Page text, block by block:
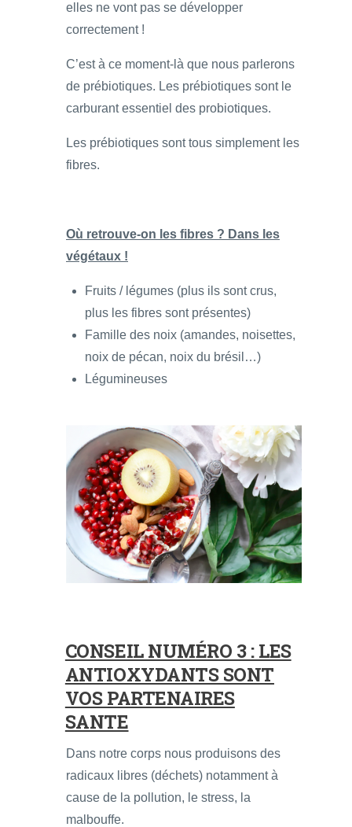
elles ne vont pas se développer
correctement !
C’est à ce moment-là que nous parlerons
de prébiotiques. Les prébiotiques sont le
carburant essentiel des probiotiques.
Les prébiotiques sont tous simplement les
fibres.
Où retrouve-on les fibres ? Dans les
végétaux !
Fruits / légumes (plus ils sont crus,
plus les fibres sont présentes)
Famille des noix (amandes, noisettes,
noix de pécan, noix du brésil…)
Légumineuses
CONSEIL NUMÉRO 3 : LES
ANTIOXYDANTS SONT
VOS PARTENAIRES
SANTE
Dans notre corps nous produisons des
radicaux libres (déchets) notamment à
cause de la pollution, le stress, la
malbouffe.